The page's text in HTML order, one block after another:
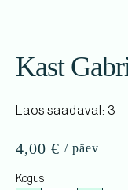
Kast
Laos saadaval: 3
4,00 €